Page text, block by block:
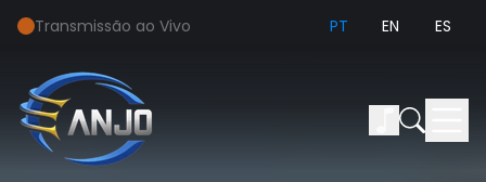
Transmissão ao Vivo PT EN ES